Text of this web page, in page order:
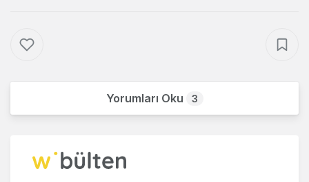
Yorumları Oku 3